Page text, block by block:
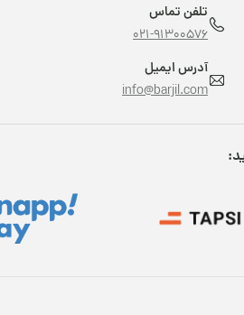
تلفن تماس
021-91300576
آدرس ایمیل
info@barjil.com